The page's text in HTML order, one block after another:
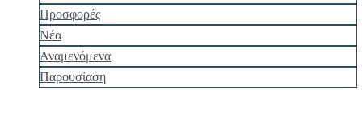
Προσφορές
Νέα
Αναμενόμενα
Παρουσίαση